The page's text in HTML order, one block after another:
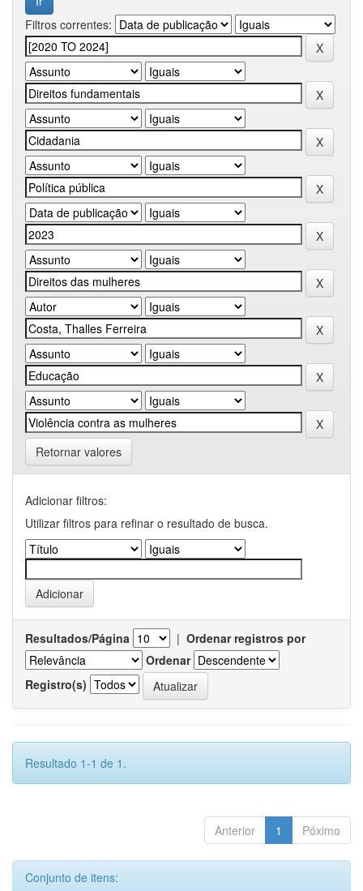
Filtros correntes:
Retornar valores
Adicionar filtros:
Utilizar filtros para refinar o resultado de busca.
Resultados/Página | Ordenar registros por
Ordenar
Registro(s)
Resultado 1-1 de 1.
Anterior 1 Póximo
Conjunto de itens: